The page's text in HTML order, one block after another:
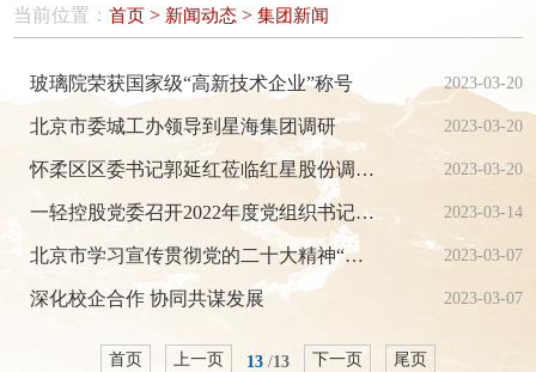
当前位置：首页 > 新闻动态 >集团新闻
玻璃院荣获国家级“高新技术企业”称号 2023-03-20
北京市委城工办领导到星海集团调研 2023-03-20
怀柔区区委书记郭延红莅临红星股份调研指导 2023-03-20
一轻控股党委召开2022年度党组织书记抓基层党建工作述职评议会 2023-03-14
北京市学习宣传贯彻党的二十大精神“启航新征程”百姓宣讲市级示范团走进一轻控股 2023-03-07
深化校企合作 协同共谋发展 2023-03-07
首页 上一页 13 /13 下一页 尾页